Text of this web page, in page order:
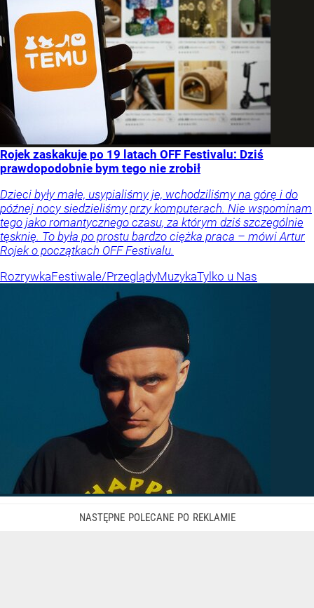
Rojek zaskakuje po 19 latach OFF Festivalu: Dziś
prawdopodobnie bym tego nie zrobił
Dzieci były małe, usypialiśmy je, wchodziliśmy na górę i do
późnej nocy siedzieliśmy przy komputerach. Nie wspominam
tego jako romantycznego czasu, za którym dziś szczególnie
tęsknię. To była po prostu bardzo ciężka praca – mówi Artur
Rojek o początkach OFF Festivalu.
RozrywkaFestiwale/PrzeglądyMuzykaTylko u Nas